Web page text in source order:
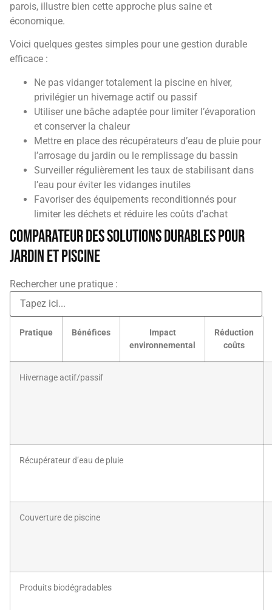
parois, illustre bien cette approche plus saine et
économique.
Voici quelques gestes simples pour une gestion durable
efficace :
Ne pas vidanger totalement la piscine en hiver,
privilégier un hivernage actif ou passif
Utiliser une bâche adaptée pour limiter l’évaporation
et conserver la chaleur
Mettre en place des récupérateurs d’eau de pluie pour
l’arrosage du jardin ou le remplissage du bassin
Surveiller régulièrement les taux de stabilisant dans
l’eau pour éviter les vidanges inutiles
Favoriser des équipements reconditionnés pour
limiter les déchets et réduire les coûts d’achat
Comparateur des solutions durables pour
jardin et piscine
Rechercher une pratique :
Pratique Bénéfices
Impact
environnemental
Réduction
coûts
Hivernage actif/passif
Récupérateur d’eau de pluie
Couverture de piscine
Produits biodégradables